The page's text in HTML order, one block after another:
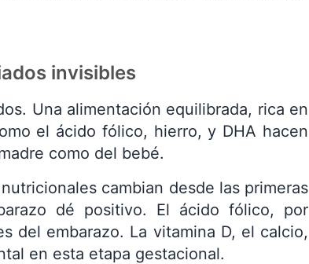
invisibles
Una alimentación equilibrada, rica en
el ácido fólico, hierro, y DHA hacen
como del bebé.
cambian desde las primeras
dé positivo. El ácido fólico, por
del embarazo. La vitamina D, el calcio,
en esta etapa gestacional.